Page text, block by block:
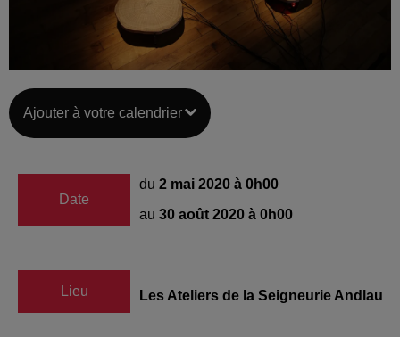
Ajouter à votre calendrier
Date
du 2 mai 2020 à 0h00
au 30 août 2020 à 0h00
Lieu Les Ateliers de la Seigneurie Andlau